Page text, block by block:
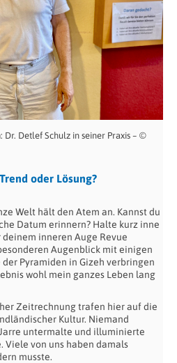
Dr. Detlef Schulz in seiner Praxis – ©
oder Lösung?
Welt hält den Atem an. Kannst du
Datum erinnern? Halte kurz inne
inneren Auge Revue
Augenblick mit einigen
Pyramiden in Gizeh verbringen
wohl mein ganzes Leben lang
Zeitrechnung trafen hier auf die
Kultur. Niemand
untermalte und illuminierte
Viele von uns haben damals
musste.